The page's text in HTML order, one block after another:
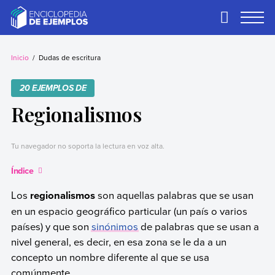
contentEjemplos
Necesitas ejemplos.
Primary
Inicio Dudas de escritura
20 EJEMPLOS DE
Regionalismos
Tu navegador no soporta la lectura en voz alta.
Índice
Los regionalismosson aquellas palabras que se usan
en un espacio geográfico particular (un país o varios
países) y que sonsinónimosde palabras que se usan a
nivel general, es decir, en esa zona se le da a un
concepto un nombre diferente al que se usa
comúnmente.